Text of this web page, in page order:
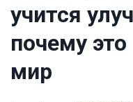
учится
почему
мир